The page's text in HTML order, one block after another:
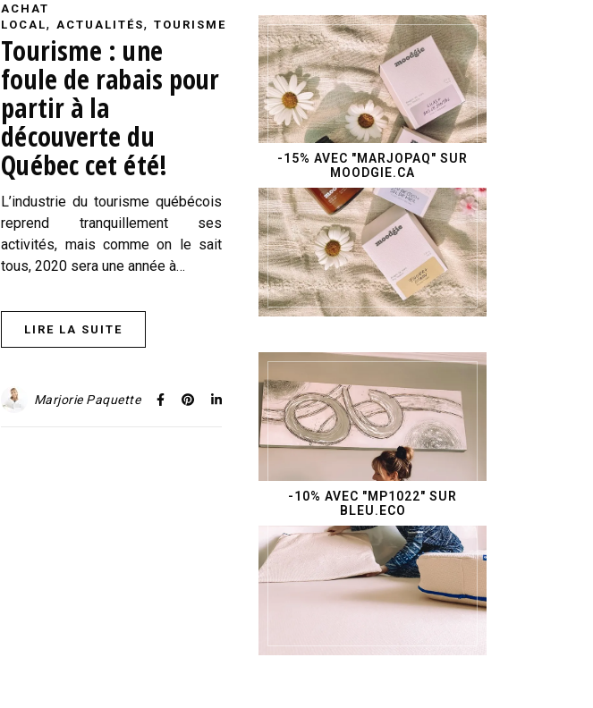
ACHAT
LOCAL,ACTUALITÉS,TOURISME
Tourisme : une
foule de rabais pour
partir à la
découverte du
Québec cet été!
L’industrie du tourisme québécois
reprend tranquillement ses
activités, mais comme on le sait
tous, 2020 sera une année à…
LIRE LA SUITE
Marjorie Paquette
-15% AVEC "MARJOPAQ" SUR
MOODGIE.CA
-10% AVEC "MP1022" SUR
BLEU.ECO